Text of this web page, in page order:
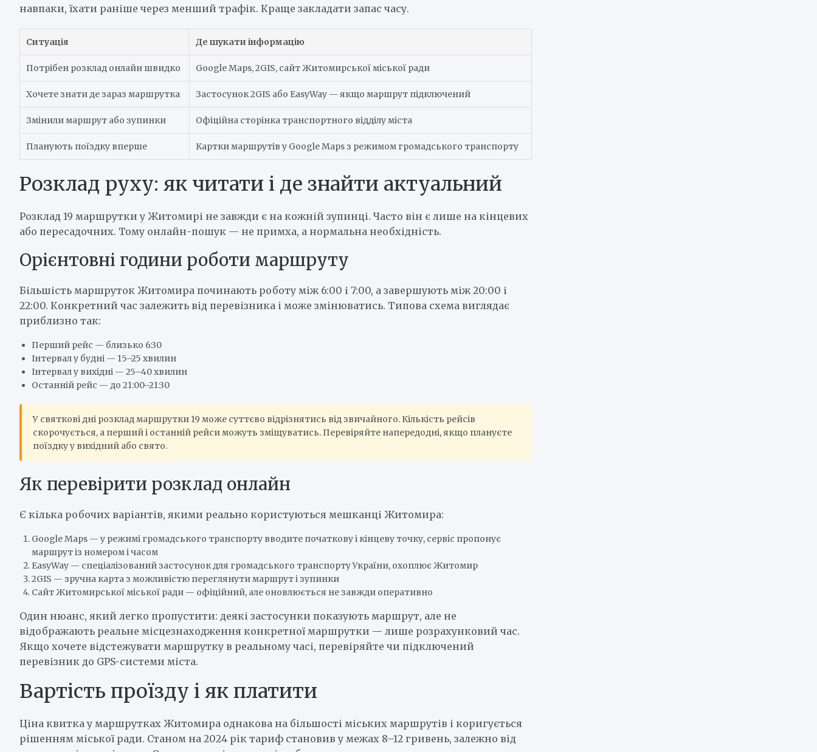
навпаки, їхати раніше через менший трафік. Краще закладати запас часу.
Ситуація Де шукати інформацію
Потрібен розклад онлайн швидко Google Maps, 2GIS, сайт Житомирської міської ради
Хочете знати де зараз маршрутка Застосунок 2GIS або EasyWay — якщо маршрут підключений
Змінили маршрут або зупинки Офіційна сторінка транспортного відділу міста
Планують поїздку вперше Картки маршрутів у Google Maps з режимом громадського транспорту
Розклад руху: як читати і де знайти актуальний
Розклад 19 маршрутки у Житомирі не завжди є на кожній зупинці. Часто він є лише на кінцевих
або пересадочних. Тому онлайн-пошук — не примха, а нормальна необхідність.
Орієнтовні години роботи маршруту
Більшість маршруток Житомира починають роботу між 6:00 і 7:00, а завершують між 20:00 і
22:00. Конкретний час залежить від перевізника і може змінюватись. Типова схема виглядає
приблизно так:
Перший рейс — близько 6:30
Інтервал у будні — 15–25 хвилин
Інтервал у вихідні — 25–40 хвилин
Останній рейс — до 21:00–21:30
У святкові дні розклад маршрутки 19 може суттєво відрізнятись від звичайного. Кількість рейсів
скорочується, а перший і останній рейси можуть зміщуватись. Перевіряйте напередодні, якщо плануєте
поїздку у вихідний або свято.
Як перевірити розклад онлайн
Є кілька робочих варіантів, якими реально користуються мешканці Житомира:
Google Maps — у режимі громадського транспорту вводите початкову і кінцеву точку, сервіс пропонує
маршрут із номером і часом
EasyWay — спеціалізований застосунок для громадського транспорту України, охоплює Житомир
2GIS — зручна карта з можливістю переглянути маршрут і зупинки
Сайт Житомирської міської ради — офіційний, але оновлюється не завжди оперативно
Один нюанс, який легко пропустити: деякі застосунки показують маршрут, але не
відображають реальне місцезнаходження конкретної маршрутки — лише розрахунковий час.
Якщо хочете відстежувати маршрутку в реальному часі, перевіряйте чи підключений
перевізник до GPS-системи міста.
Вартість проїзду і як платити
Ціна квитка у маршрутках Житомира однакова на більшості міських маршрутів і коригується
рішенням міської ради. Станом на 2024 рік тариф становив у межах 8–12 гривень, залежно від